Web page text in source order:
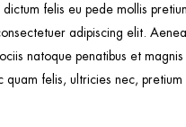
felis eu pede mollis
adipiscing elit.
natoque penatibus et
quam felis, ultricies nec,